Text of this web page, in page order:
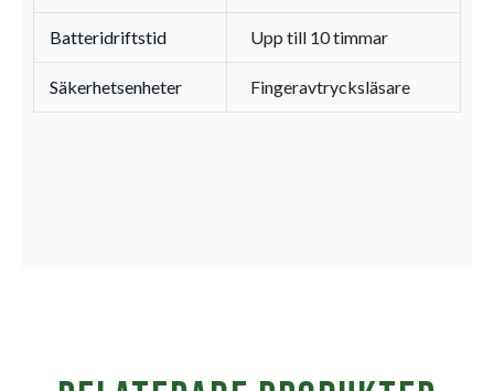
Batteridriftstid Upp till 10 timmar
Säkerhetsenheter Fingeravtrycksläsare